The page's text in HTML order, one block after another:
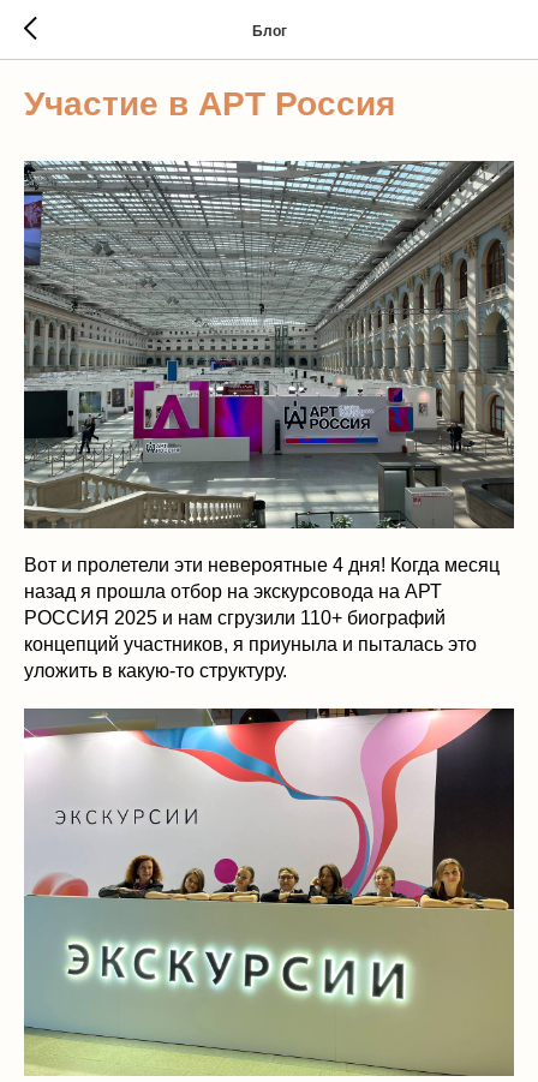
Блог
Участие в АРТ Россия
Вот и пролетели эти невероятные 4 дня! Когда месяц
назад я прошла отбор на экскурсовода на АРТ
РОССИЯ 2025 и нам сгрузили 110+ биографий
концепций участников, я приуныла и пыталась это
уложить в какую-то структуру.